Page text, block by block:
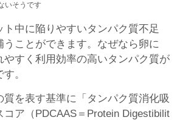
いそうです
ト中に陥りやすいタンパク質不足
うことができます。なぜなら卵に
やすく利用効率の高いタンパク質が
。
を表す基準に「タンパク質消化吸
コア（PDCAAS＝Protein Digestibilit